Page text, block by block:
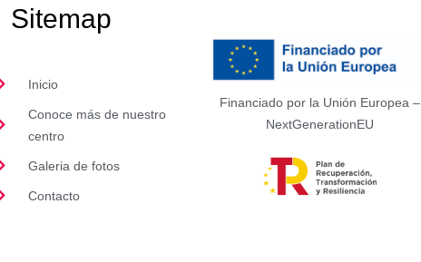
Sitemap
Inicio
Conoce más de nuestro
centro
Galeria de fotos
Contacto
Financiado por la Unión Europea –
NextGenerationEU